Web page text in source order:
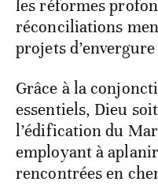
les réformes
réconciliations
projets
Grâce à la
essentiels, Dieu
l’édification du
employant à
rencontrées en